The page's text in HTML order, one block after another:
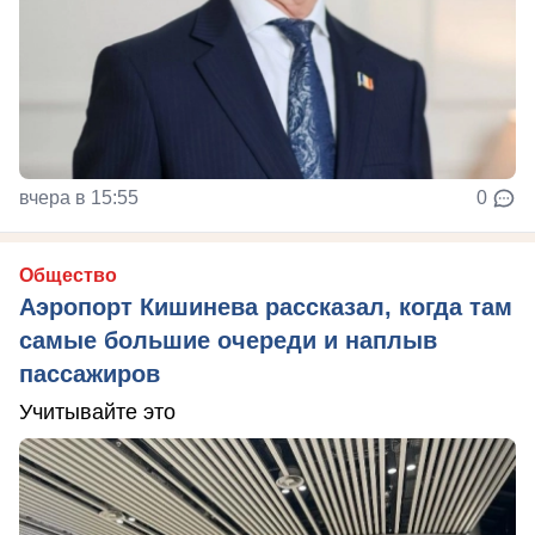
вчера в 15:55 0
Общество
Аэропорт Кишинева рассказал, когда там
самые большие очереди и наплыв
пассажиров
Учитывайте это